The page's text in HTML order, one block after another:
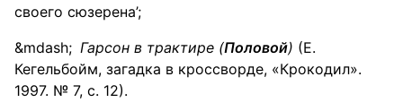
своего сюзерена’;
Гарсон в трактире (Половой) (Е.
Кегельбойм, загадка в кроссворде, «Крокодил».
1997. № 7, с. 12).